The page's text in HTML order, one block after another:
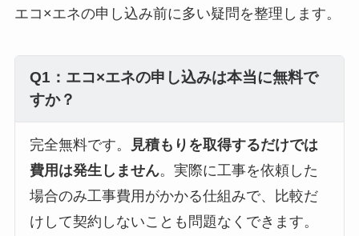
エコ×エネの申し込み前に多い疑問を整理します。
Q1：エコ×エネの申し込みは本当に無料で
すか？
完全無料です。
見積もりを取得するだけでは
費用は発生しません。実際に工事を依頼した
場合のみ工事費用がかかる仕組みで、比較だ
けして契約しないことも問題なくできます。